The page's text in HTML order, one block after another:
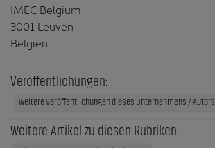
IMEC Belgium
3001 Leuven
Belgien
Veröffentlichungen:
Weitere Veröffentlichungen dieses Unternehmens / Autors
Weitere Artikel zu diesen Rubriken: